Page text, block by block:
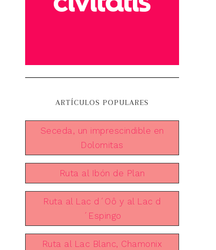
ARTÍCULOS POPULARES
Seceda, un imprescindible en
Dolomitas
Ruta al Ibón de Plan
Ruta al Lac d´Oô y al Lac d
´Espingo
Ruta al Lac Blanc, Chamonix